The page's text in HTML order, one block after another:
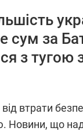
сум за
з тугою
втрати
Новини, що